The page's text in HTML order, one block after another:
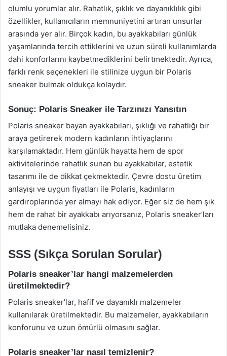
olumlu yorumlar alır. Rahatlık, şıklık ve dayanıklılık gibi
özellikler, kullanıcıların memnuniyetini artıran unsurlar
arasında yer alır. Birçok kadın, bu ayakkabıları günlük
yaşamlarında tercih ettiklerini ve uzun süreli kullanımlarda
dahi konforlarını kaybetmediklerini belirtmektedir. Ayrıca,
farklı renk seçenekleri ile stilinize uygun bir Polaris
sneaker bulmak oldukça kolaydır.
Sonuç: Polaris Sneaker ile Tarzınızı Yansıtın
Polaris sneaker bayan ayakkabıları, şıklığı ve rahatlığı bir
araya getirerek modern kadınların ihtiyaçlarını
karşılamaktadır. Hem günlük hayatta hem de spor
aktivitelerinde rahatlık sunan bu ayakkabılar, estetik
tasarımı ile de dikkat çekmektedir. Çevre dostu üretim
anlayışı ve uygun fiyatları ile Polaris, kadınların
gardıroplarında yer almayı hak ediyor. Eğer siz de hem şık
hem de rahat bir ayakkabı arıyorsanız, Polaris sneaker’ları
mutlaka denemelisiniz.
SSS (Sıkça Sorulan Sorular)
Polaris sneaker’lar hangi malzemelerden
üretilmektedir?
Polaris sneaker’lar, hafif ve dayanıklı malzemeler
kullanılarak üretilmektedir. Bu malzemeler, ayakkabıların
konforunu ve uzun ömürlü olmasını sağlar.
Polaris sneaker’lar nasıl temizlenir?